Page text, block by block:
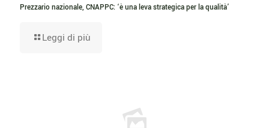
Prezzario nazionale, CNAPPC: ‘è una leva strategica per la qualità’
Leggi di più